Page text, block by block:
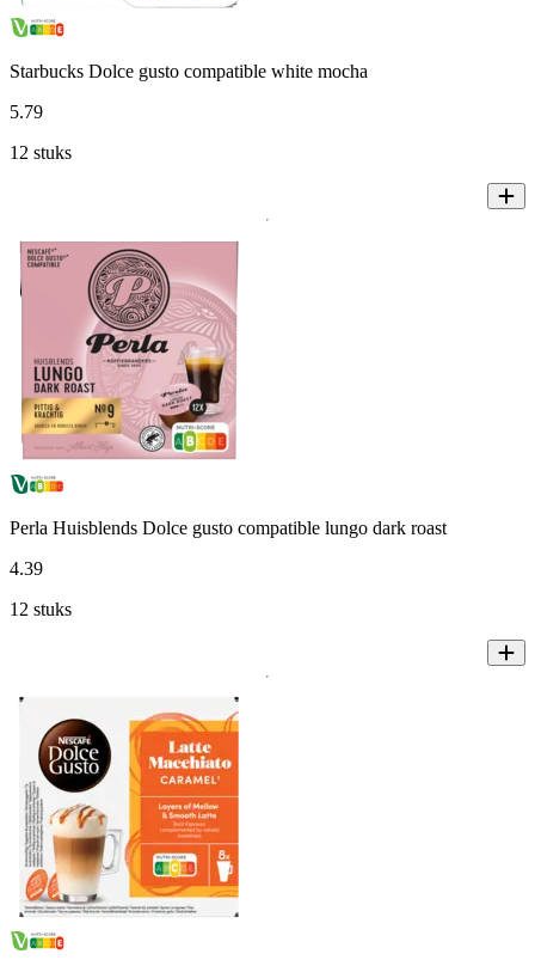
Starbucks Dolce gusto compatible white mocha
5.79
12 stuks
Perla Huisblends Dolce gusto compatible lungo dark roast
4.39
12 stuks